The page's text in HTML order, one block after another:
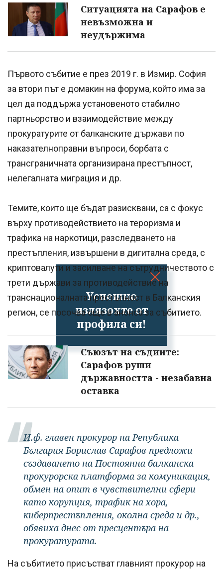
Успешно
излязохте от
профила си!
Ситуацията на Сарафов е
невъзможна и
неудържима
Първото събитие е през 2019 г. в Измир. София
за втори път е домакин на форума, който има за
цел да поддържа установеното стабилно
партньорство и взаимодействие между
прокуратурите от балканските държави по
наказателноправни въпроси, борбата с
трансграничната организирана престъпност,
нелегалната миграция и др.
Темите, които ще бъдат разисквани, са с фокус
върху противодействието на тероризма и
трафика на наркотици, разследването на
престъпления, извършени в дигитална среда, с
криптовалути и засилване на сътрудничеството с
трети държави за противодействие на
транснационалната престъпност в Балканския
регион, се посочва още в анонса за събитието.
Съюзът на съдиите:
Сарафов руши
държавността - незабавна
оставка
И.ф. главен прокурор на Република
България Борислав Сарафов предложи
създаването на Постоянна балканска
прокурорска платформа за комуникация,
обмен на опит в чувствителни сфери
като корупция, трафик на хора,
киберпрестъпления, околна среда и др.,
обявиха днес от пресцентъра на
прокуратурата.
На събитието присъстват главният прокурор на